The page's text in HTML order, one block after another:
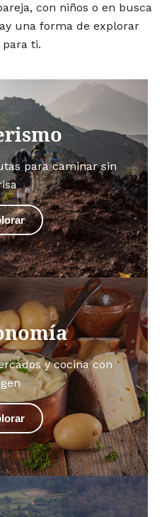
con niños o en busca
una forma de explorar
para ti.
para caminar sin
y cocina con